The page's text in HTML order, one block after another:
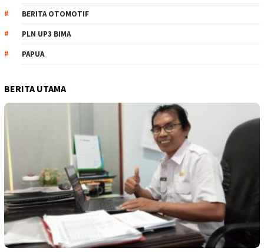
BERITA OTOMOTIF
PLN UP3 BIMA
PAPUA
BERITA UTAMA